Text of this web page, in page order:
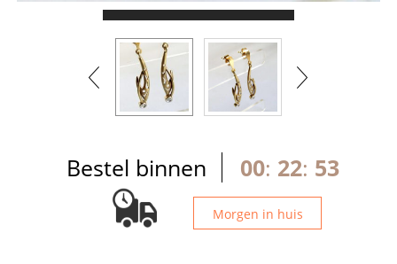
Bestel binnen 00: 22: 53
Morgen in huis